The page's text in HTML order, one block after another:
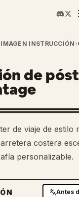
IMAGEN INSTRUCCIÓN ›
de
de viaje de estilo
costera
personalizable.
Antes